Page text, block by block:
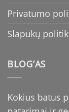
Privatumo
Slapukų
BLOG’AS
Kokius batus